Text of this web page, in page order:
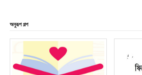
অনুরূপ গল্প